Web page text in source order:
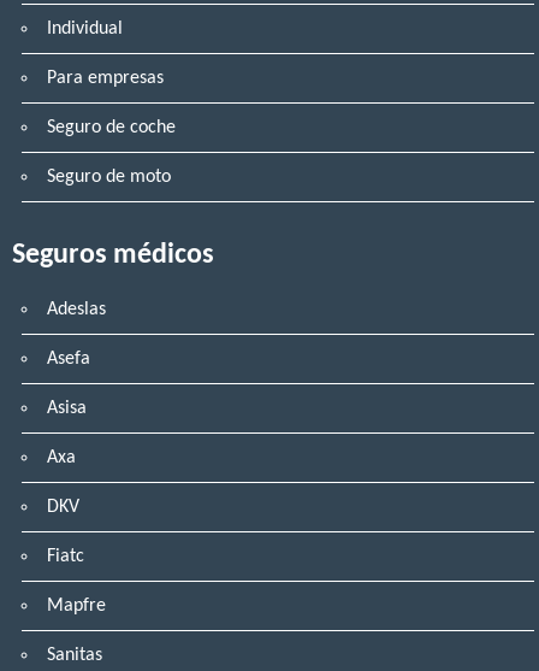
Individual
Para empresas
Seguro de coche
Seguro de moto
Seguros médicos
Adeslas
Asefa
Asisa
Axa
DKV
Fiatc
Mapfre
Sanitas